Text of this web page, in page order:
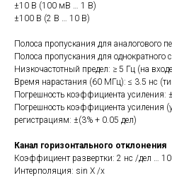
±10 В (100 мВ … 1 В)
±100 В (2 В … 10 В)
Полоса пропускания для аналогового
Полоса пропускания для однократного
Низкочастотный предел: ≥ 5 Гц (на
Время нарастания (60 МГц): ≤ 3.5 нс
Погрешность коэффициента усиления:
Погрешность коэффициента усиления
регистрациям: ±(3% + 0.05 дел)
Канал горизонтального отклонения
Коэффициент развертки: 2 нс /дел …
Интерполяция: sin Х /x